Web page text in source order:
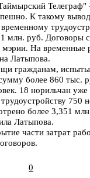
Телеграф" –
К такому
млн. руб. Договоры
мэрии. На временные
Латыпова.
гражданам,
более 860 тыс.
18 норильчан уже
750
более 3,351
Латыпова.
части затрат
0